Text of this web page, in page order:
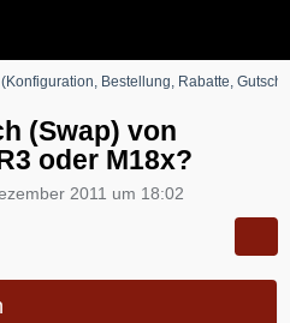
Bestellung, Rabatte,
(Swap) von
oder M18x?
2011 um 18:02